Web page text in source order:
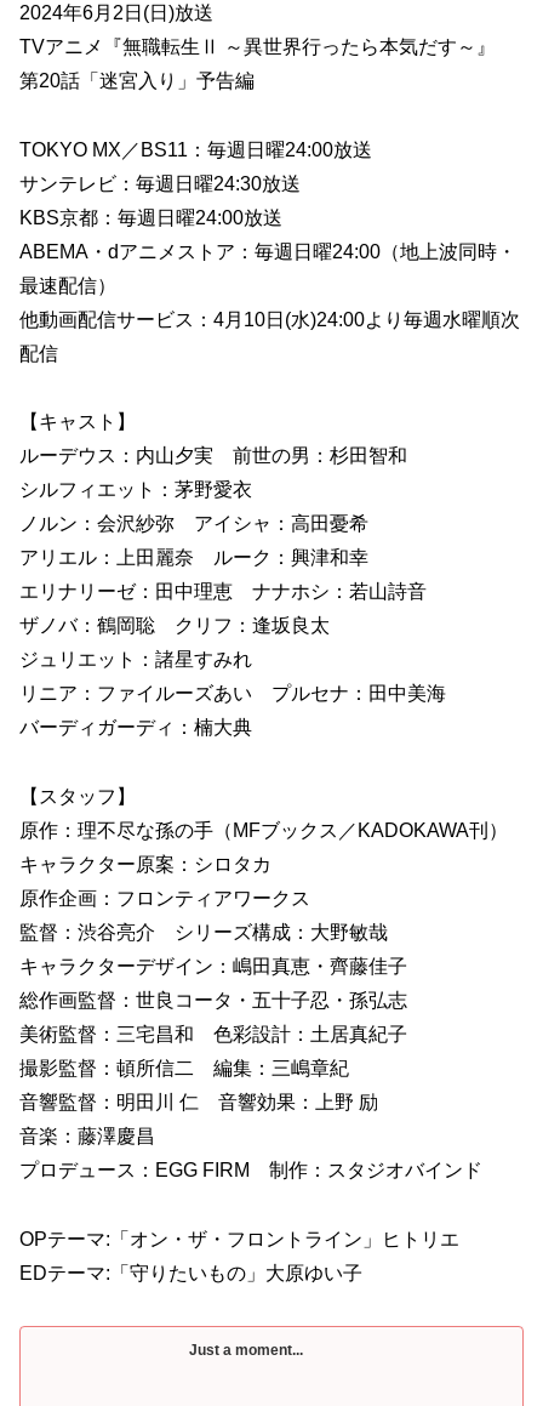
2024年6月2日(日)放送
TVアニメ『無職転生Ⅱ ～異世界行ったら本気だす～』
第20話「迷宮入り」予告編
TOKYO MX／BS11：毎週日曜24:00放送
サンテレビ：毎週日曜24:30放送
KBS京都：毎週日曜24:00放送
ABEMA・dアニメストア：毎週日曜24:00（地上波同時・
最速配信）
他動画配信サービス：4月10日(水)24:00より毎週水曜順次
配信
【キャスト】
ルーデウス：内山夕実 前世の男：杉田智和
シルフィエット：茅野愛衣
ノルン：会沢紗弥 アイシャ：高田憂希
アリエル：上田麗奈 ルーク：興津和幸
エリナリーゼ：田中理恵 ナナホシ：若山詩音
ザノバ：鶴岡聡 クリフ：逢坂良太
ジュリエット：諸星すみれ
リニア：ファイルーズあい プルセナ：田中美海
バーディガーディ：楠大典
【スタッフ】
原作：理不尽な孫の手（MFブックス／KADOKAWA刊）
キャラクター原案：シロタカ
原作企画：フロンティアワークス
監督：渋谷亮介 シリーズ構成：大野敏哉
キャラクターデザイン：嶋田真恵・齊藤佳子
総作画監督：世良コータ・五十子忍・孫弘志
美術監督：三宅昌和 色彩設計：土居真紀子
撮影監督：頓所信二 編集：三嶋章紀
音響監督：明田川 仁 音響効果：上野 励
音楽：藤澤慶昌
プロデュース：EGG FIRM 制作：スタジオバインド
OPテーマ:「オン・ザ・フロントライン」ヒトリエ
EDテーマ:「守りたいもの」大原ゆい子
Just a moment...